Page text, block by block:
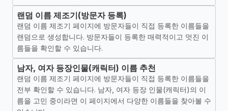
랜덤 이름 제조기(방문자 등록)
랜덤 이름 제조기 페이지에 방문자들이 직접 등록한 이름들을
랜덤으로 생성합니다. 방문자들이 등록한 매력적이고 멋진 이
름들을 확인할 수 있습니다.
남자, 여자 등장인물(캐릭터) 이름 추천
랜덤 이름 제조기 페이지에 방문자들이 직접 등록한 이름들을
전부 확인할 수 있습니다. 남자, 여자 등장 인물(캐릭터)의 이
름을 고민 중이라면 이 페이지에서 다양한 이름들을 찾아볼 수